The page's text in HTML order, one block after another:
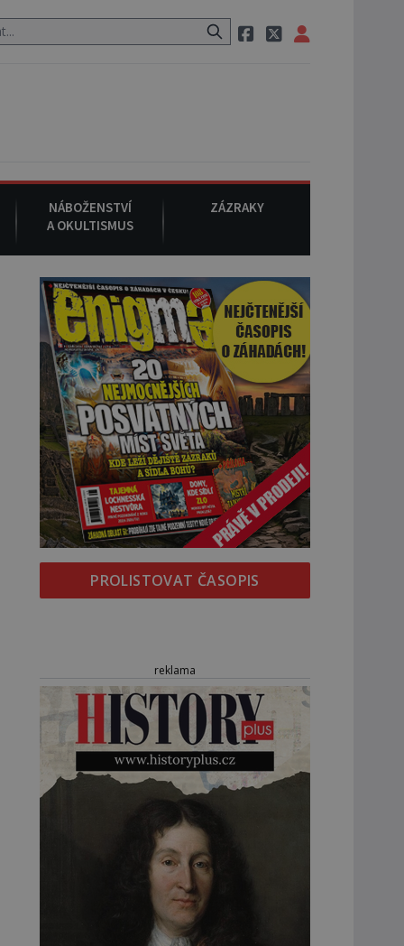
při němž umírá i těhotná herečka Sharon Tate.
NÁBOŽENSTVÍ
A OKULTISMUS
ZÁZRAKY
PROLISTOVAT ČASOPIS
reklama